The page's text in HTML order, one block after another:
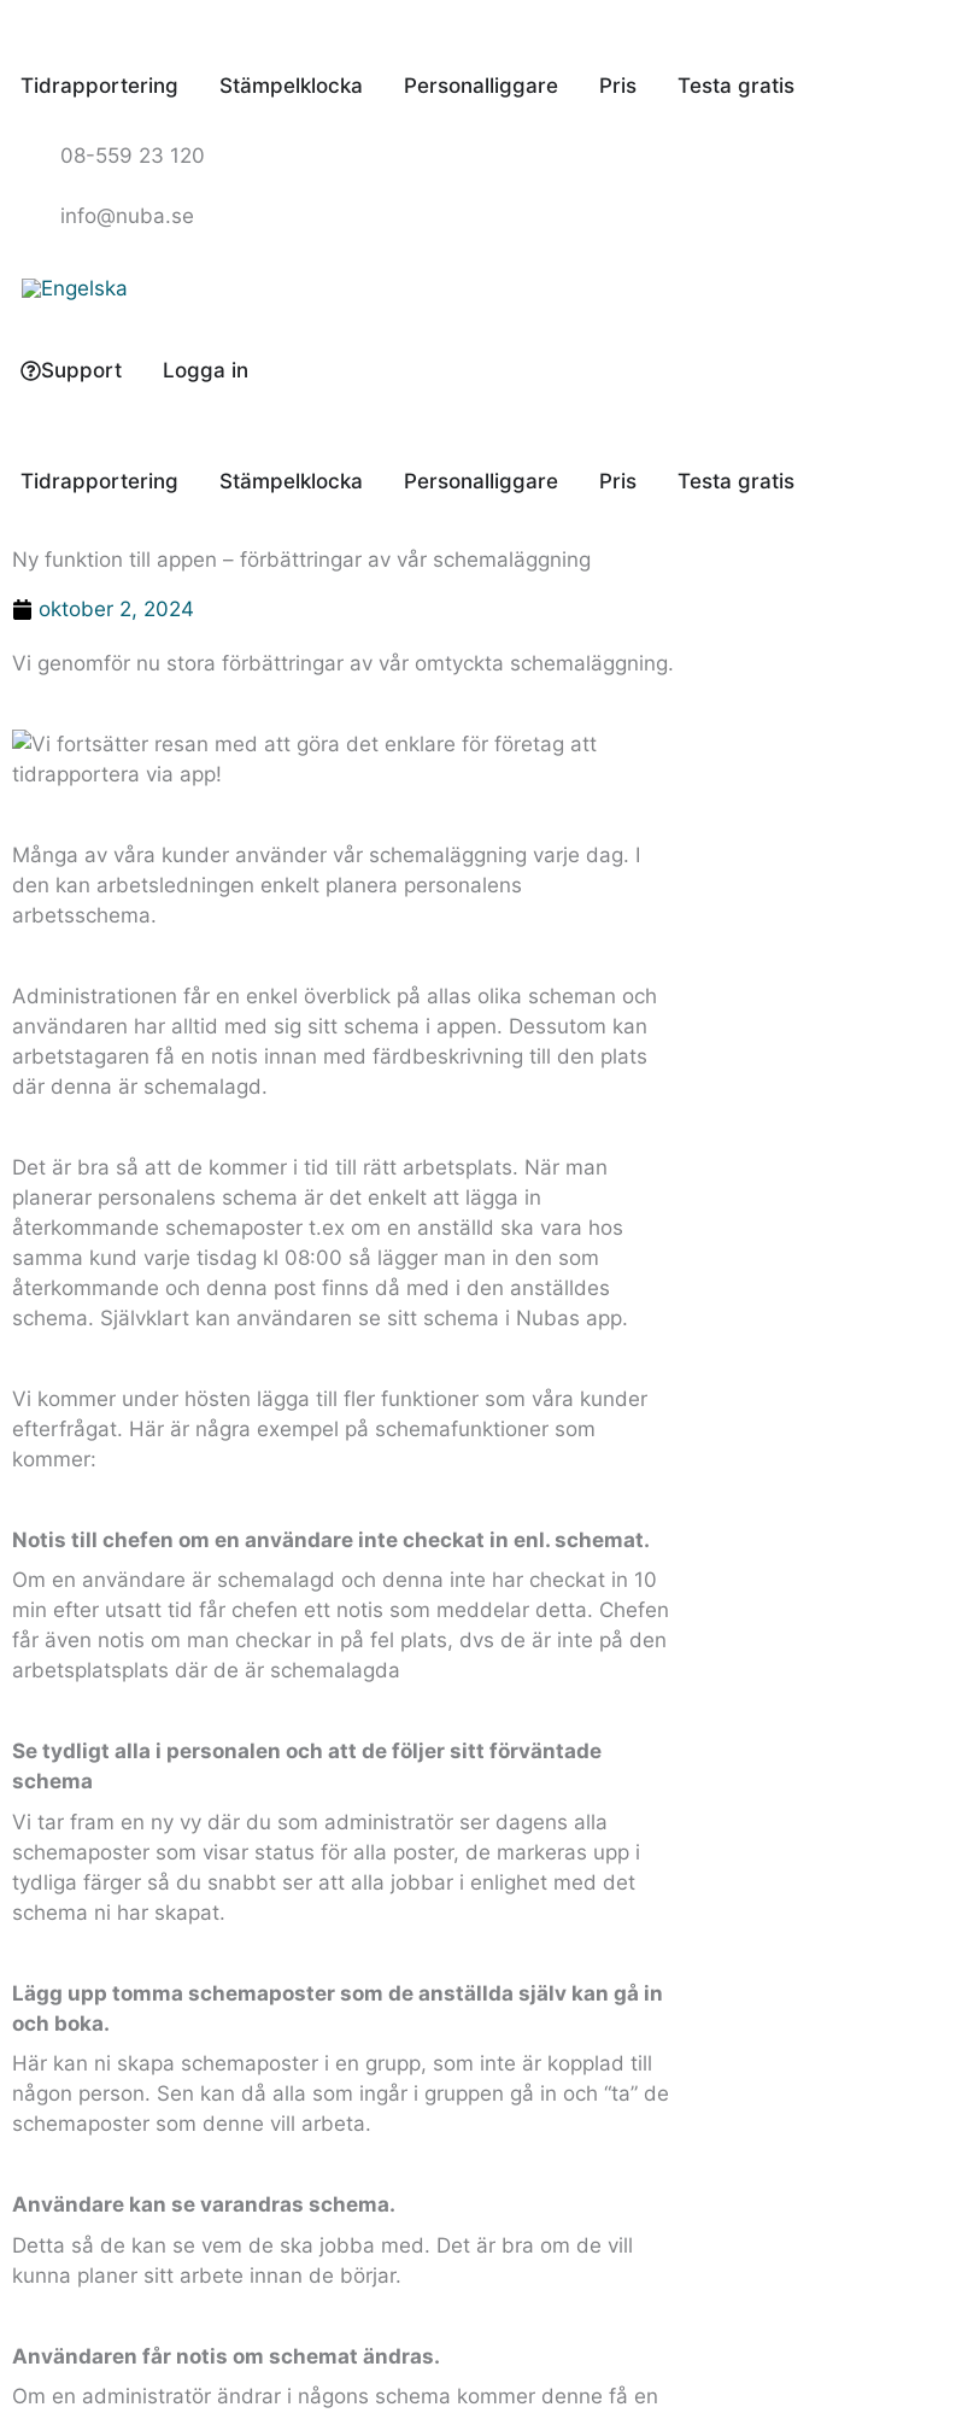
innehåll
Tidrapportering Stämpelklocka Personalliggare Pris Testa gratis
08-559 23 120
info@nuba.se
Support Logga in
Tidrapportering Stämpelklocka Personalliggare Pris Testa gratis
Ny funktion till appen – förbättringar av vår schemaläggning
oktober 2, 2024
Vi genomför nu stora förbättringar av vår omtyckta schemaläggning.
Många av våra kunder använder vår schemaläggning varje dag. I
den kan arbetsledningen enkelt planera personalens
arbetsschema.
Administrationen får en enkel överblick på allas olika scheman och
användaren har alltid med sig sitt schema i appen. Dessutom kan
arbetstagaren få en notis innan med färdbeskrivning till den plats
där denna är schemalagd.
Det är bra så att de kommer i tid till rätt arbetsplats. När man
planerar personalens schema är det enkelt att lägga in
återkommande schemaposter t.ex om en anställd ska vara hos
samma kund varje tisdag kl 08:00 så lägger man in den som
återkommande och denna post finns då med i den anställdes
schema. Självklart kan användaren se sitt schema i Nubas app.
Vi kommer under hösten lägga till fler funktioner som våra kunder
efterfrågat. Här är några exempel på schemafunktioner som
kommer:
Notis till chefen om en användare inte checkat in enl. schemat.
Om en användare är schemalagd och denna inte har checkat in 10
min efter utsatt tid får chefen ett notis som meddelar detta. Chefen
får även notis om man checkar in på fel plats, dvs de är inte på den
arbetsplatsplats där de är schemalagda
Se tydligt alla i personalen och att de följer sitt förväntade
schema
Vi tar fram en ny vy där du som administratör ser dagens alla
schemaposter som visar status för alla poster, de markeras upp i
tydliga färger så du snabbt ser att alla jobbar i enlighet med det
schema ni har skapat.
Lägg upp tomma schemaposter som de anställda själv kan gå in
och boka.
Här kan ni skapa schemaposter i en grupp, som inte är kopplad till
någon person. Sen kan då alla som ingår i gruppen gå in och “ta” de
schemaposter som denne vill arbeta.
Användare kan se varandras schema.
Detta så de kan se vem de ska jobba med. Det är bra om de vill
kunna planer sitt arbete innan de börjar.
Användaren får notis om schemat ändras.
Om en administratör ändrar i någons schema kommer denne få en